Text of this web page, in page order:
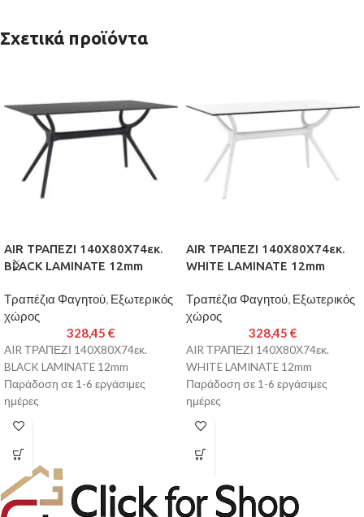
Σχετικά προϊόντα
AIR ΤΡΑΠΕΖΙ 140Χ80Χ74εκ.
BLACK LAMINATE 12mm
Τραπέζια Φαγητού, Εξωτερικός
χώρος
328,45 €
AIR ΤΡΑΠΕΖΙ 140Χ80Χ74εκ.
BLACK LAMINATE 12mm
Παράδοση σε 1-6 εργάσιμες
ημέρες
AIR ΤΡΑΠΕΖΙ 140Χ80Χ74εκ.
WHITE LAMINATE 12mm
Τραπέζια Φαγητού, Εξωτερικός
χώρος
328,45 €
AIR ΤΡΑΠΕΖΙ 140Χ80Χ74εκ.
WHITE LAMINATE 12mm
Παράδοση σε 1-6 εργάσιμες
ημέρες